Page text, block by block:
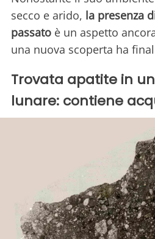
secco e arido, la presenza
passato è un aspetto
una nuova scoperta ha
Trovata apatite in
lunare: contiene